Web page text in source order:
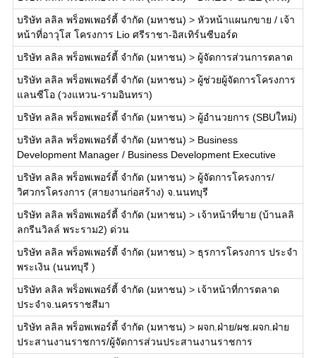
บริษัท ลลิล พร็อพเพอร์ตี้ จำกัด (มหาชน) > หัวหน้าแผนกขาย / เจ้า
หน้าที่อาวุโส โครงการ Lio ศรีราชา-อิสเทิร์นซีบอร์ด
บริษัท ลลิล พร็อพเพอร์ตี้ จำกัด (มหาชน) > ผู้จัดการส่วนการตลาด
บริษัท ลลิล พร็อพเพอร์ตี้ จำกัด (มหาชน) > ผู้ช่วยผู้จัดการโครงการ
แลนซีโอ (วงแหวน-รามอินทรา)
บริษัท ลลิล พร็อพเพอร์ตี้ จำกัด (มหาชน) > ผู้อำนวยการ (SBUใหม่)
บริษัท ลลิล พร็อพเพอร์ตี้ จำกัด (มหาชน) > Business
Development Manager / Business Development Executive
บริษัท ลลิล พร็อพเพอร์ตี้ จำกัด (มหาชน) > ผู้จัดการโครงการ/
วิศวกรโครงการ (สายงานก่อสร้าง) จ.นนทบุรี
บริษัท ลลิล พร็อพเพอร์ตี้ จำกัด (มหาชน) > เจ้าหน้าที่ขาย (บ้านลลิ
ลกรีนวิลล์ พระราม2) ด่วน
บริษัท ลลิล พร็อพเพอร์ตี้ จำกัด (มหาชน) > ธุรการโครงการ ประจำ
พระเงิน (นนทบุรี )
บริษัท ลลิล พร็อพเพอร์ตี้ จำกัด (มหาชน) > เจ้าหน้าที่การตลาด
ประจำจ.นครราชสีมา
บริษัท ลลิล พร็อพเพอร์ตี้ จำกัด (มหาชน) > ผจก.ฝ่าย/ผช.ผจก.ฝ่าย
ประสานงานราชการ/ผู้จัดการส่วนประสานงานราชการ